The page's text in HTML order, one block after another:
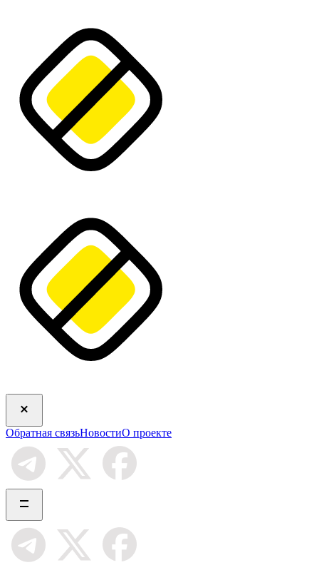
Обратная связьНовостиО проекте